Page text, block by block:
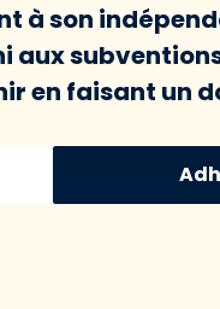
à son
aux
en faisant un